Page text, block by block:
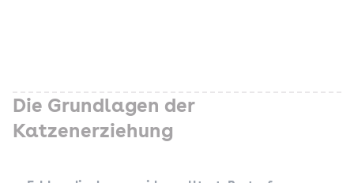
Die Grundlagen der
Katzenerziehung